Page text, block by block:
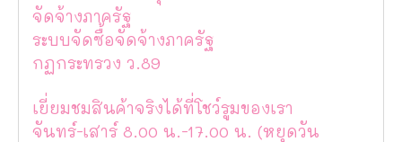
จัดจ้างภาครัฐ
ระบบจัดซื้อจัดจ้างภาครัฐ
กฏกระทรวง ว.89
เยี่ยมชมสินค้าจริงได้ที่โชว์รูมของเรา
จันทร์-เสาร์ 8.00 น.-17.00 น. (หยุดวัน